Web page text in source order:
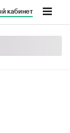
кабинет